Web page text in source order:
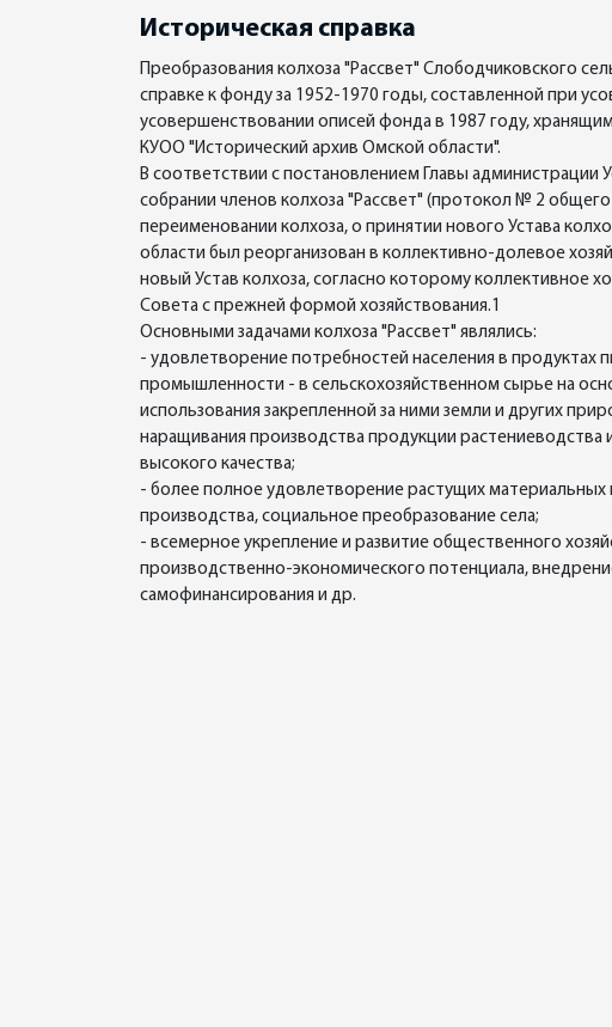
Историческая справка
Преобразования колхоза "Рассвет" Слободчиковского
справке к фонду за 1952-1970 годы, составленной при
усовершенствовании описей фонда в 1987 году,
КУОО "Исторический архив Омской области".
В соответствии с постановлением Главы
собрании членов колхоза "Рассвет" (протокол № 2
переименовании колхоза, о принятии нового Устава
области был реорганизован в коллективно-долевое
новый Устав колхоза, согласно которому коллективное
Совета с прежней формой хозяйствования.1
Основными задачами колхоза "Рассвет" являлись:
- удовлетворение потребностей населения в продуктах
промышленности - в сельскохозяйственном сырье на
использования закрепленной за ними земли и других
наращивания производства продукции растениеводства
высокого качества;
- более полное удовлетворение растущих материальных
производства, социальное преобразование села;
- всемерное укрепление и развитие общественного
производственно-экономического потенциала,
самофинансирования и др.